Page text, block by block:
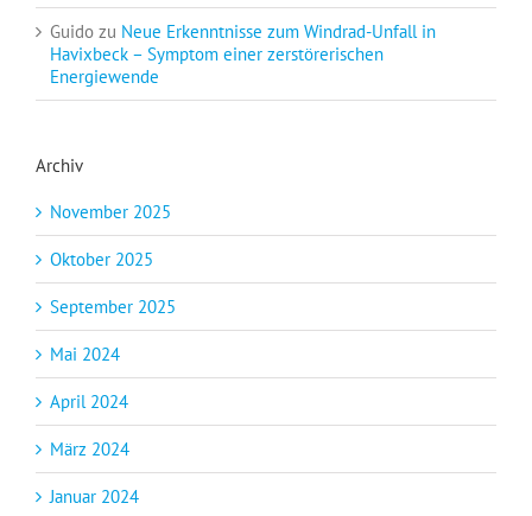
Guido zu Neue Erkenntnisse zum Windrad-Unfall in
Havixbeck – Symptom einer zerstörerischen
Energiewende
Archiv
November 2025
Oktober 2025
September 2025
Mai 2024
April 2024
März 2024
Januar 2024